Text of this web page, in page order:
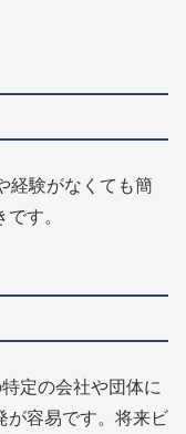
経験がなくても簡
す。
定の会社や団体に
が容易です。将来ビ